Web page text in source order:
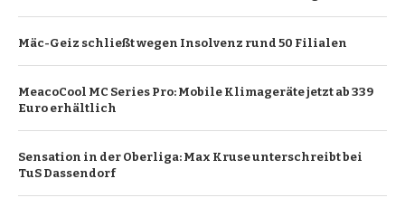
Mäc-Geiz schließt wegen Insolvenz rund 50 Filialen
MeacoCool MC Series Pro: Mobile Klimageräte jetzt ab 339
Euro erhältlich
Sensation in der Oberliga: Max Kruse unterschreibt bei
TuS Dassendorf